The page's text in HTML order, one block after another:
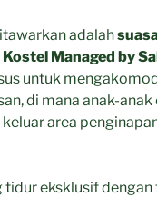
adalah
Managed by
untuk
di mana anak-
area
tidur eksklusif